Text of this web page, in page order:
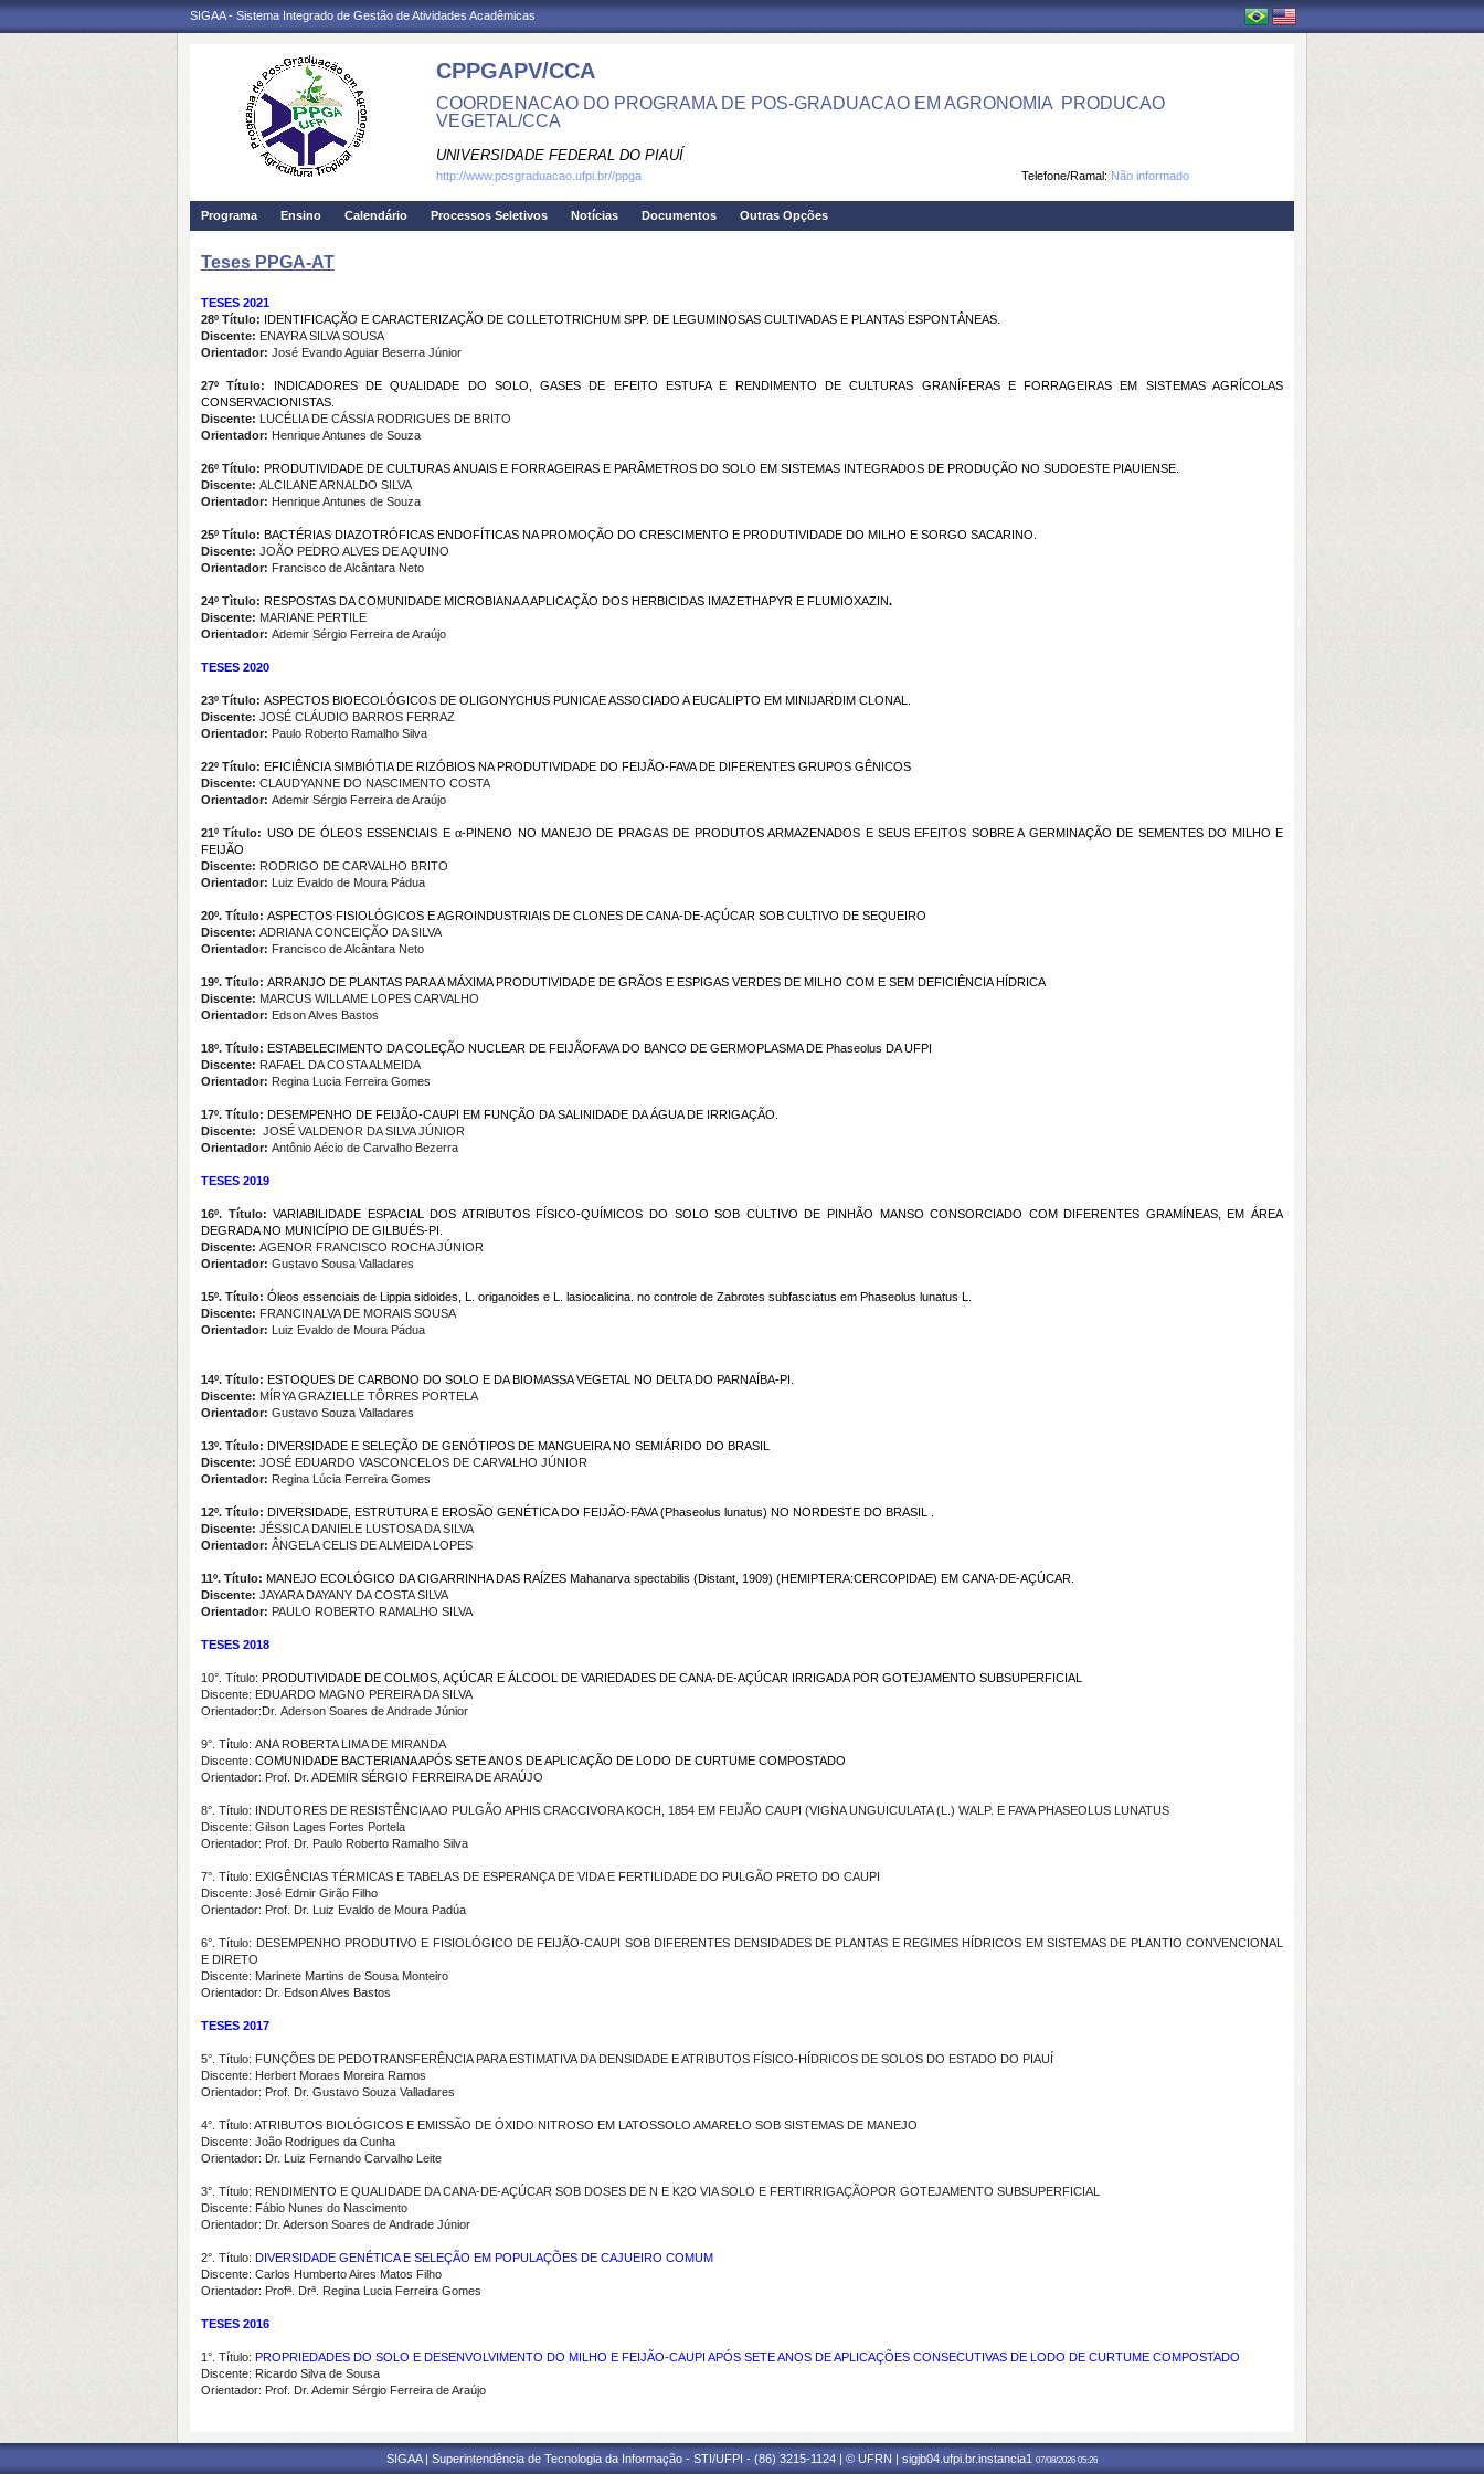
SIGAA - Sistema Integrado de Gestão de Atividades Acadêmicas
CPPGAPV/CCA
COORDENACAO DO PROGRAMA DE POS-GRADUACAO EM AGRONOMIA  PRODUCAO
VEGETAL/CCA
UNIVERSIDADE FEDERAL DO PIAUÍ
Telefone/Ramal: Não informado
http://www.posgraduacao.ufpi.br//ppga
Programa Ensino Calendário Processos Seletivos Notícias Documentos Outras Opções
Teses PPGA-AT
TESES 2021
28º Título: IDENTIFICAÇÃO E CARACTERIZAÇÃO DE COLLETOTRICHUM SPP. DE LEGUMINOSAS CULTIVADAS E PLANTAS ESPONTÂNEAS.
Discente: ENAYRA SILVA SOUSA
Orientador: José Evando Aguiar Beserra Júnior
27º Título:
INDICADORES DE QUALIDADE DO SOLO, GASES DE EFEITO ESTUFA E RENDIMENTO DE CULTURAS GRANÍFERAS E FORRAGEIRAS EM SISTEMAS AGRÍCOLAS
CONSERVACIONISTAS.
Discente: LUCÉLIA DE CÁSSIA RODRIGUES DE BRITO
Orientador: Henrique Antunes de Souza
26º Título: PRODUTIVIDADE DE CULTURAS ANUAIS E FORRAGEIRAS E PARÂMETROS DO SOLO EM SISTEMAS INTEGRADOS DE PRODUÇÃO NO SUDOESTE PIAUIENSE.
Discente: ALCILANE ARNALDO SILVA
Orientador: Henrique Antunes de Souza
25º Título: BACTÉRIAS DIAZOTRÓFICAS ENDOFÍTICAS NA PROMOÇÃO DO CRESCIMENTO E PRODUTIVIDADE DO MILHO E SORGO SACARINO.
Discente: JOÃO PEDRO ALVES DE AQUINO
Orientador: Francisco de Alcântara Neto
24º Tìtulo: RESPOSTAS DA COMUNIDADE MICROBIANA A APLICAÇÃO DOS HERBICIDAS IMAZETHAPYR E FLUMIOXAZIN.
Discente: MARIANE PERTILE
Orientador: Ademir Sérgio Ferreira de Araújo
TESES 2020
23º Título: ASPECTOS BIOECOLÓGICOS DE OLIGONYCHUS PUNICAE ASSOCIADO A EUCALIPTO EM MINIJARDIM CLONAL.
Discente: JOSÉ CLÁUDIO BARROS FERRAZ
Orientador: Paulo Roberto Ramalho Silva
22º Título: EFICIÊNCIA SIMBIÓTIA DE RIZÓBIOS NA PRODUTIVIDADE DO FEIJÃO-FAVA DE DIFERENTES GRUPOS GÊNICOS
Discente: CLAUDYANNE DO NASCIMENTO COSTA
Orientador: Ademir Sérgio Ferreira de Araújo
21º Título: USO DE ÓLEOS ESSENCIAIS E α-PINENO NO MANEJO DE PRAGAS DE PRODUTOS ARMAZENADOS E SEUS EFEITOS SOBRE A GERMINAÇÃO DE SEMENTES DO MILHO E
FEIJÃO
Discente: RODRIGO DE CARVALHO BRITO
Orientador: Luiz Evaldo de Moura Pádua
20º. Título: ASPECTOS FISIOLÓGICOS E AGROINDUSTRIAIS DE CLONES DE CANA-DE-AÇÚCAR SOB CULTIVO DE SEQUEIRO
Discente: ADRIANA CONCEIÇÃO DA SILVA
Orientador: Francisco de Alcântara Neto
19º. Título: ARRANJO DE PLANTAS PARA A MÁXIMA PRODUTIVIDADE DE GRÃOS E ESPIGAS VERDES DE MILHO COM E SEM DEFICIÊNCIA HÍDRICA
Discente: MARCUS WILLAME LOPES CARVALHO
Orientador: Edson Alves Bastos
18º. Título: ESTABELECIMENTO DA COLEÇÃO NUCLEAR DE FEIJÃOFAVA DO BANCO DE GERMOPLASMA DE Phaseolus DA UFPI
Discente: RAFAEL DA COSTA ALMEIDA
Orientador: Regina Lucia Ferreira Gomes
17º. Título: DESEMPENHO DE FEIJÃO-CAUPI EM FUNÇÃO DA SALINIDADE DA ÁGUA DE IRRIGAÇÃO.
Discente: JOSÉ VALDENOR DA SILVA JÚNIOR
Orientador: Antônio Aécio de Carvalho Bezerra
TESES 2019
16º. Título:VARIABILIDADE ESPACIAL DOS ATRIBUTOS FÍSICO-QUÍMICOS DO SOLO SOB CULTIVO DE PINHÃO MANSO CONSORCIADO COM DIFERENTES GRAMÍNEAS, EM ÁREA
DEGRADA NO MUNICÍPIO DE GILBUÉS-PI.
Discente: AGENOR FRANCISCO ROCHA JÚNIOR
Orientador: Gustavo Sousa Valladares
15º. Título: Óleos essenciais de Lippia sidoides, L. origanoides e L. lasiocalicina . no controle de Zabrotes subfasciatus em Phaseolus lunatus L.
Discente: FRANCINALVA DE MORAIS SOUSA
Orientador: Luiz Evaldo de Moura Pádua
14º. Título: ESTOQUES DE CARBONO DO SOLO E DA BIOMASSA VEGETAL NO DELTA DO PARNAÍBA-PI.
Discente: MÍRYA GRAZIELLE TÔRRES PORTELA
Orientador: Gustavo Souza Valladares
13º. Título: DIVERSIDADE E SELEÇÃO DE GENÓTIPOS DE MANGUEIRA NO SEMIÁRIDO DO BRASIL
Discente: JOSÉ EDUARDO VASCONCELOS DE CARVALHO JÚNIOR
Orientador: Regina Lúcia Ferreira Gomes
12º. Título: DIVERSIDADE, ESTRUTURA E EROSÃO GENÉTICA DO FEIJÃO-FAVA (Phaseolus lunatus) NO NORDESTE DO BRASIL
Discente: JÉSSICA DANIELE LUSTOSA DA SILVA
Orientador: ÂNGELA CELIS DE ALMEIDA LOPES
11º. Título: MANEJO ECOLÓGICO DA CIGARRINHA DAS RAÍZES Mahanarva spectabilis (Distant, 1909) (HEMIPTERA:CERCOPIDAE) EM CANA-DE-AÇÚCAR.
Discente: JAYARA DAYANY DA COSTA SILVA
Orientador: PAULO ROBERTO RAMALHO SILVA
TESES 2018
10°. Título: PRODUTIVIDADE DE COLMOS, AÇÚCAR E ÁLCOOL DE VARIEDADES DE CANA-DE-AÇÚCAR IRRIGADA POR GOTEJAMENTO SUBSUPERFICIAL
Discente: EDUARDO MAGNO PEREIRA DA SILVA
Orientador:Dr. Aderson Soares de Andrade Júnior
9°. Título: ANA ROBERTA LIMA DE MIRANDA
Discente: COMUNIDADE BACTERIANA APÓS SETE ANOS DE APLICAÇÃO DE LODO DE CURTUME COMPOSTADO
Orientador: Prof. Dr. ADEMIR SÉRGIO FERREIRA DE ARAÚJO
8°. Título: INDUTORES DE RESISTÊNCIA AO PULGÃO APHIS CRACCIVORA KOCH, 1854 EM FEIJÃO CAUPI (VIGNA UNGUICULATA (L.) WALP. E FAVA PHASEOLUS LUNATUS
Discente: Gilson Lages Fortes Portela
Orientador: Prof. Dr. Paulo Roberto Ramalho Silva
7°. Título: EXIGÊNCIAS TÉRMICAS E TABELAS DE ESPERANÇA DE VIDA E FERTILIDADE DO PULGÃO PRETO DO CAUPI
Discente: José Edmir Girão Filho
Orientador: Prof. Dr. Luiz Evaldo de Moura Padúa
6°. Título: DESEMPENHO PRODUTIVO E FISIOLÓGICO DE FEIJÃO-CAUPI SOB DIFERENTES DENSIDADES DE PLANTAS E REGIMES HÍDRICOS EM SISTEMAS DE PLANTIO CONVENCIONAL
E DIRETO
Discente: Marinete Martins de Sousa Monteiro
Orientador: Dr. Edson Alves Bastos
TESES 2017
5°. Título: FUNÇÕES DE PEDOTRANSFERÊNCIA PARA ESTIMATIVA DA DENSIDADE E ATRIBUTOS FÍSICO-HÍDRICOS DE SOLOS DO ESTADO DO PIAUÍ
Discente: Herbert Moraes Moreira Ramos
Orientador: Prof. Dr. Gustavo Souza Valladares
4°. Título: ATRIBUTOS BIOLÓGICOS E EMISSÃO DE ÓXIDO NITROSO EM LATOSSOLO AMARELO SOB SISTEMAS DE MANEJO
Discente: João Rodrigues da Cunha
Orientador: Dr. Luiz Fernando Carvalho Leite
3°. Título: RENDIMENTO E QUALIDADE DA CANA-DE-AÇÚCAR SOB DOSES DE N E K2O VIA SOLO E FERTIRRIGAÇÃOPOR GOTEJAMENTO SUBSUPERFICIAL
Discente: Fábio Nunes do Nascimento
Orientador: Dr. Aderson Soares de Andrade Júnior
2°. Título: DIVERSIDADE GENÉTICA E SELEÇÃO EM POPULAÇÕES DE CAJUEIRO COMUM
Discente: Carlos Humberto Aires Matos Filho
Orientador: Profª. Drª. Regina Lucia Ferreira Gomes
TESES 2016
1°. Título: PROPRIEDADES DO SOLO E DESENVOLVIMENTO DO MILHO E FEIJÃO-CAUPI APÓS SETE ANOS DE APLICAÇÕES CONSECUTIVAS DE LODO DE CURTUME COMPOSTADO
Discente: Ricardo Silva de Sousa
Orientador: Prof. Dr. Ademir Sérgio Ferreira de Araújo
SIGAA | Superintendência de Tecnologia da Informação - STI/UFPI - (86) 3215-1124 | © UFRN | sigjb04.ufpi.br.instancia1 07/08/2026 05:26